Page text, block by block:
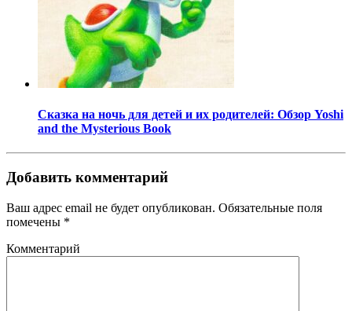
Сказка на ночь для детей и их родителей: Обзор Yoshi
and the Mysterious Book
Добавить комментарий
Ваш адрес email не будет опубликован. Обязательные поля
помечены *
Комментарий